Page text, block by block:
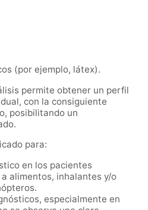
(por ejemplo, látex).
permite obtener un perfil
con la consiguiente
posibilitando un
para:
en los pacientes
alimentos, inhalantes y/o
especialmente en